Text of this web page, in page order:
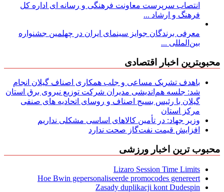
انتصاب سرپرست معاونت فرهنگی و رسانه ای اداره کل
فرهنگ و ارشاد ...
معرفی برندگان جوایز سینمای ایران در چهلمین جشنواره
بین‌المللی ...
محبوبترین اخبار اقتصادی
باهدف تشریک مساعی و جلب همکاری اصناف گیلان انجام
شد: جلسه هم‌اندیشی مدیران شركت توزیع نیروی برق استان
گیلان با رئیس بسیج اصناف و روسای اتحادیه های صنفی
مركز استان
وزیر جهاد: در تأمین کالاهای اساسی مشکلی نداریم
افزایش قیمت نفت‌گاز صحت ندارد
محبوب ترین اخبار ورزشی
Lizaro Session Time Limits
Hoe Bwin gepersonaliseerde promocodes genereert
Zasady duplikacji kont Dudespin